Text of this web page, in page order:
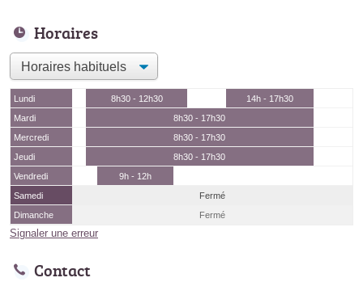
Horaires
Lundi 8h30 - 12h30
14h - 17h30
Mardi
8h30 - 17h30
Mercredi
8h30 - 17h30
Jeudi
8h30 - 17h30
Vendredi
9h - 12h
Samedi
Fermé
Dimanche
Fermé
Signaler une erreur
Contact